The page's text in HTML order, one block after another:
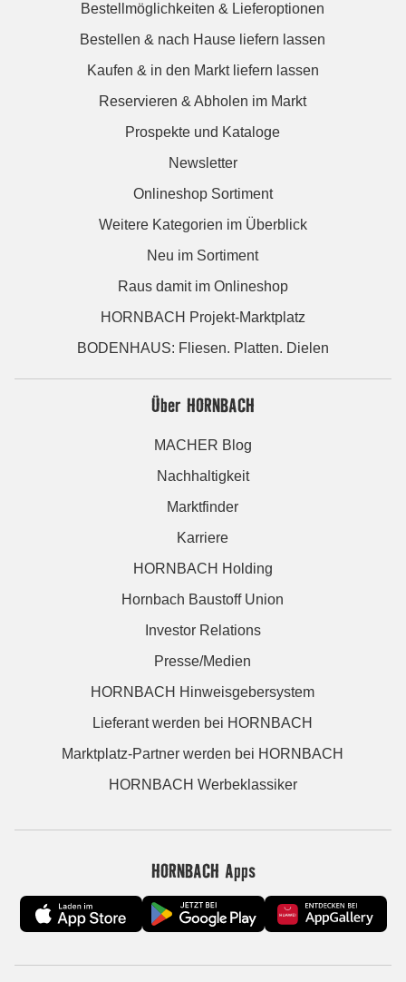
Bestellmöglichkeiten & Lieferoptionen
Bestellen & nach Hause liefern lassen
Kaufen & in den Markt liefern lassen
Reservieren & Abholen im Markt
Prospekte und Kataloge
Newsletter
Onlineshop Sortiment
Weitere Kategorien im Überblick
Neu im Sortiment
Raus damit im Onlineshop
HORNBACH Projekt-Marktplatz
BODENHAUS: Fliesen. Platten. Dielen
Über HORNBACH
MACHER Blog
Nachhaltigkeit
Marktfinder
Karriere
HORNBACH Holding
Hornbach Baustoff Union
Investor Relations
Presse/Medien
HORNBACH Hinweisgebersystem
Lieferant werden bei HORNBACH
Marktplatz-Partner werden bei HORNBACH
HORNBACH Werbeklassiker
HORNBACH Apps